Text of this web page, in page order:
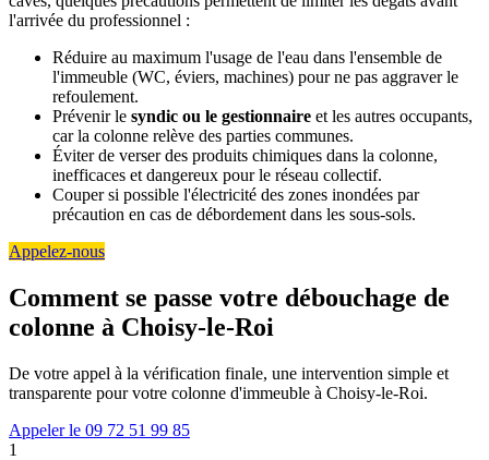
l'arrivée du professionnel :
Réduire au maximum l'usage de l'eau dans l'ensemble de
l'immeuble (WC, éviers, machines) pour ne pas aggraver le
refoulement.
Prévenir le syndic ou le gestionnaire et les autres occupants,
car la colonne relève des parties communes.
Éviter de verser des produits chimiques dans la colonne,
inefficaces et dangereux pour le réseau collectif.
Couper si possible l'électricité des zones inondées par
précaution en cas de débordement dans les sous-sols.
Appelez-nous
Comment se passe votre débouchage de
colonne à Choisy-le-Roi
De votre appel à la vérification finale, une intervention simple et
transparente pour votre colonne d'immeuble à Choisy-le-Roi.
Appeler le 09 72 51 99 85
1